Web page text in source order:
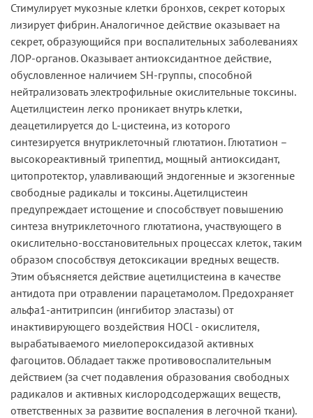
Стимулирует мукозные клетки бронхов, секрет которых
лизирует фибрин. Аналогичное действие оказывает на
секрет, образующийся при воспалительных заболеваниях
ЛОР-органов. Оказывает антиоксидантное действие,
обусловленное наличием SH-группы, способной
нейтрализовать электрофильные окислительные токсины.
Ацетилцистеин легко проникает внутрь клетки,
деацетилируется до L-цистеина, из которого
синтезируется внутриклеточный глютатион. Глютатион –
высокореактивный трипептид, мощный антиоксидант,
цитопротектор, улавливающий эндогенные и экзогенные
свободные радикалы и токсины. Ацетилцистеин
предупреждает истощение и способствует повышению
синтеза внутриклеточного глютатиона, участвующего в
окислительно-восстановительных процессах клеток, таким
образом способствуя детоксикации вредных веществ.
Этим объясняется действие ацетилцистеина в качестве
антидота при отравлении парацетамолом. Предохраняет
альфа1-антитрипсин (ингибитор эластазы) от
инактивирующего воздействия HOCl - окислителя,
вырабатываемого миелопероксидазой активных
фагоцитов. Обладает также противовоспалительным
действием (за счет подавления образования свободных
радикалов и активных кислородсодержащих веществ,
ответственных за развитие воспаления в легочной ткани).